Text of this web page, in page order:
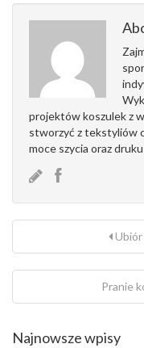
projektów koszulek z
stworzyć z tekstyliów
moce szycia oraz
Ubiór
Pranie
Najnowsze wpisy